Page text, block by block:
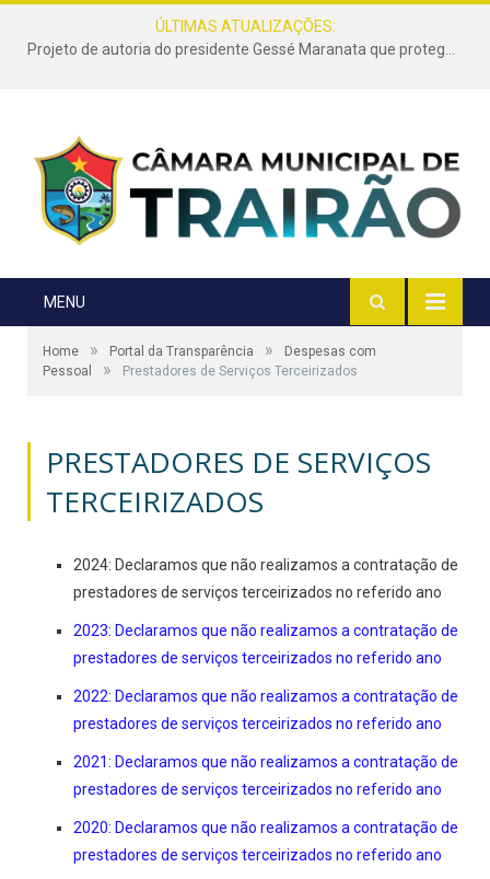
ÚLTIMAS ATUALIZAÇÕES:
Projeto de autoria do presidente Gessé Maranata que protege as estradas vicinais de Trairão é transformado em lei
MENU
Home » Portal da Transparência »
Despesas com
Pessoal
» Prestadores de Serviços Terceirizados
PRESTADORES DE SERVIÇOS
TERCEIRIZADOS
2024: Declaramos que não realizamos a contratação de
prestadores de serviços terceirizados no referido ano
2023: Declaramos que não realizamos a contratação de
prestadores de serviços terceirizados no referido ano
2022: Declaramos que não realizamos a contratação de
prestadores de serviços terceirizados no referido ano
2021: Declaramos que não realizamos a contratação de
prestadores de serviços terceirizados no referido ano
2020: Declaramos que não realizamos a contratação de
prestadores de serviços terceirizados no referido ano